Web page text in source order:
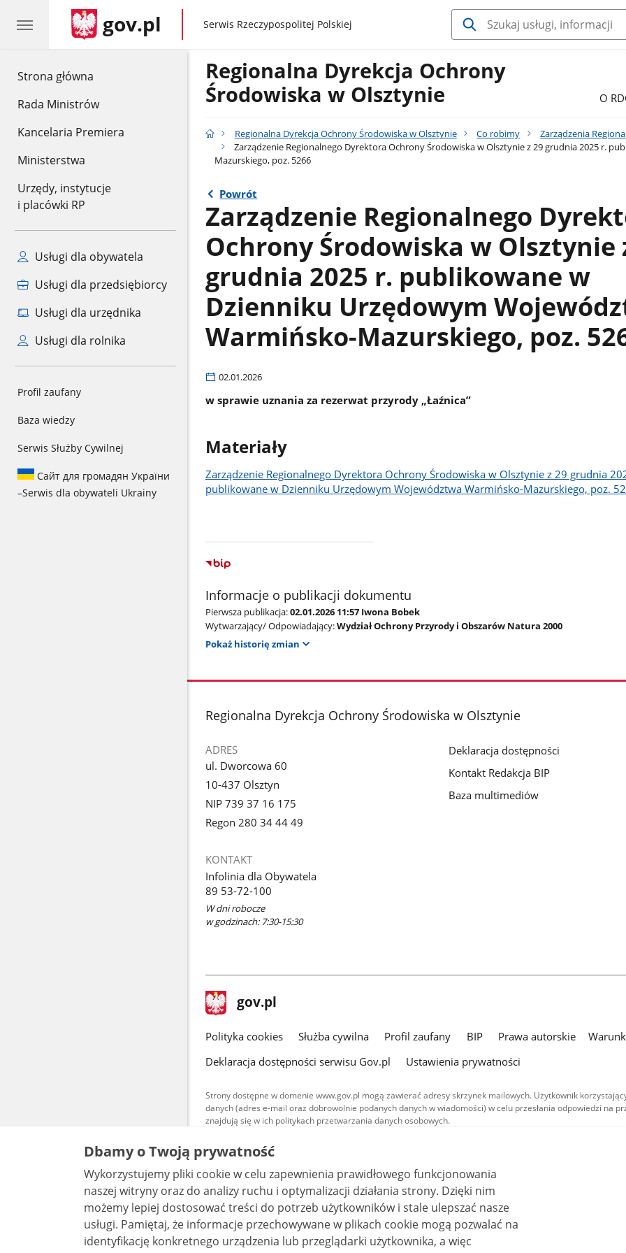
Strona główna
Rada Ministrów
Kancelaria Premiera
Ministerstwa
Urzędy, instytucje
i placówki RP
Usługi dla obywatela
Usługi dla przedsiębiorcy
Usługi dla urzędnika
Usługi dla rolnika
Profil zaufany
Baza wiedzy
Serwis Służby Cywilnej
Сайт для громадян України
–Serwis dla obywateli Ukrainy
gov.pl gov.pl
Serwis Rzeczypospolitej Polskiej
Regionalna Dyrekcja Ochrony
Środowiska w Olsztynie
O
Regionalna Dyrekcja Ochrony Środowiska w Olsztynie Co robimy Zarządzenia
Zarządzenie Regionalnego Dyrektora Ochrony Środowiska w Olsztynie z 29 grudnia 2025 r.
Mazurskiego, poz. 5266
Powrót
Zarządzenie Regionalnego
Ochrony Środowiska w Olsztynie
grudnia 2025 r. publikowane w
Dzienniku Urzędowym
Warmińsko-Mazurskiego, poz.
02.01.2026
w sprawie uznania za rezerwat przyrody „Łaźnica”
Materiały
Zarządzenie Regionalnego Dyrektora Ochrony Środowiska w Olsztynie z 29 grudnia
publikowane w Dzienniku Urzędowym Województwa Warmińsko-Mazurskiego, poz.
Informacje o publikacji dokumentu
Pierwsza publikacja:02.01.2026 11:57 Iwona Bobek
Wytwarzający/ Odpowiadający:Wydział Ochrony Przyrody i Obszarów Natura 2000
Pokaż historię zmian
stopka
Regionalna Dyrekcja Ochrony Środowiska w Olsztynie
ADRES
ul. Dworcowa 60
10-437 Olsztyn
NIP 739 37 16 175
Regon 280 34 44 49
KONTAKT
Infolinia dla Obywatela
89 53-72-100
W dni robocze
w godzinach: 7:30-15:30
Deklaracja dostępności
Kontakt Redakcja BIP
Baza multimediów
stopka
gov.pl Strona
gov.pl
gov.pl
Polityka cookies Służba cywilna Profil zaufany BIP Prawa autorskie
Deklaracja dostępności serwisu Gov.pl
Ustawienia prywatności
Strony dostępne w domenie www.gov.pl mogą zawierać adresy skrzynek mailowych. Użytkownik
danych (adres e-mail oraz dobrowolnie podanych danych w wiadomości) w celu przesłania odpowiedzi na
znajdują się w ich politykach przetwarzania danych osobowych.
Treści tekstowe publikowane w serwisie (z wyłączeniem treści audiowizualnych), są
udostępniane na licencji typu Creative Commons: uznanie autorstwa - na tych samych
warunkach 4.0 (CC BY-SA 4.0). Materiały audiowizualne, w tym zdjęcia, materiały audio i wideo,
są udostępniane na licencji typu Creative Commons: uznanie autorstwa użycie niekomercyjne -
bez utworów zależnych 4.0 (CC BY-NC-ND 4.0), o ile nie jest to stwierdzone inaczej.
Dbamy o Twoją prywatność
Wykorzystujemy pliki cookie w celu zapewnienia prawidłowego funkcjonowania
naszej witryny oraz do analizy ruchu i optymalizacji działania strony. Dzięki nim
możemy lepiej dostosować treści do potrzeb użytkowników i stale ulepszać nasze
usługi. Pamiętaj, że informacje przechowywane w plikach cookie mogą pozwalać na
identyfikację konkretnego urządzenia lub przeglądarki użytkownika, a więc